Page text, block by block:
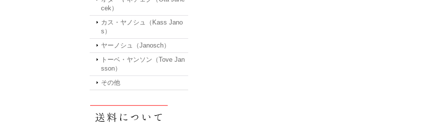
cek）
カス・ヤノシュ（Kass Jano
s）
ヤーノシュ（Janosch）
トーベ・ヤンソン（Tove Jan
sson）
その他